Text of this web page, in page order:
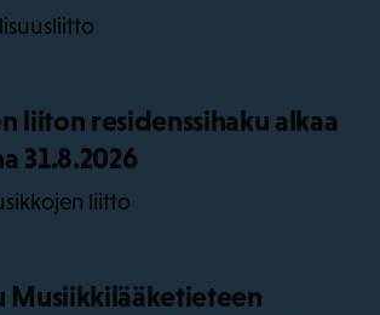
liiton residenssihaku alkaa
31.8.2026
liitto
Musiikkilääketieteen